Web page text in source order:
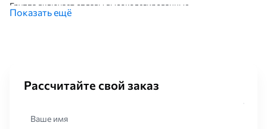
Группа включает сплавы высоколегированные,
характеризующиеся точным химическим составом. Исходя из
легирования. Для получения специальной легированной стали в
составе стали можно определить, расшифровав ее маркировку,
Показать ещё
Рассчитайте свой заказ
Ваше имя